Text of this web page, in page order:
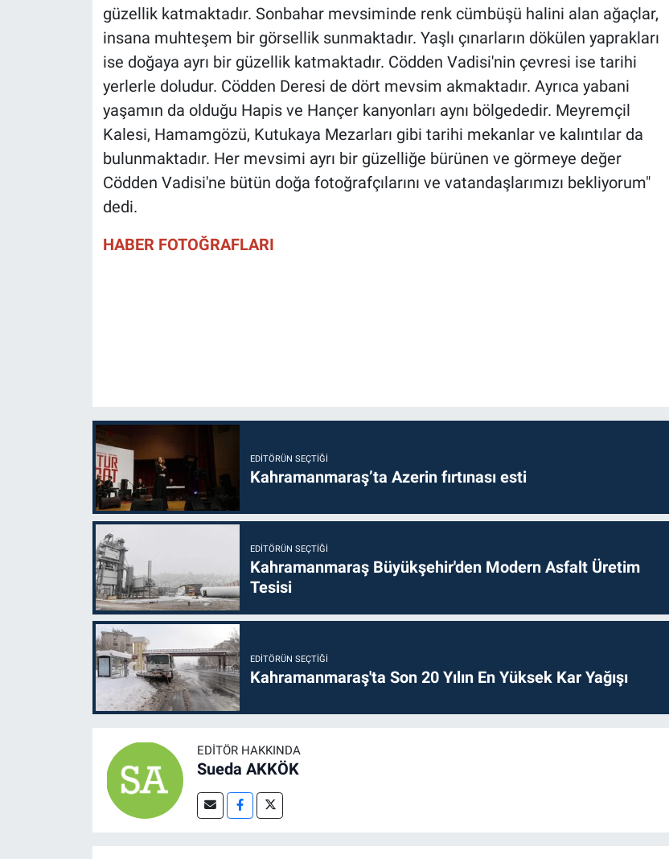
güzellik katmaktadır. Sonbahar mevsiminde renk cümbüşü halini alan ağaçlar,
insana muhteşem bir görsellik sunmaktadır. Yaşlı çınarların dökülen yaprakları
ise doğaya ayrı bir güzellik katmaktadır. Cödden Vadisi'nin çevresi ise tarihi
yerlerle doludur. Cödden Deresi de dört mevsim akmaktadır. Ayrıca yabani
yaşamın da olduğu Hapis ve Hançer kanyonları aynı bölgededir. Meyremçil
Kalesi, Hamamgözü, Kutukaya Mezarları gibi tarihi mekanlar ve kalıntılar da
bulunmaktadır. Her mevsimi ayrı bir güzelliğe bürünen ve görmeye değer
Cödden Vadisi'ne bütün doğa fotoğrafçılarını ve vatandaşlarımızı bekliyorum"
dedi.
HABER FOTOĞRAFLARI
EDITÖRÜN SEÇTIĞI
Kahramanmaraş’ta Azerin fırtınası esti
EDITÖRÜN SEÇTIĞI
Kahramanmaraş Büyükşehir'den Modern Asfalt Üretim
Tesisi
EDITÖRÜN SEÇTIĞI
Kahramanmaraş'ta Son 20 Yılın En Yüksek Kar Yağışı
EDITÖR HAKKINDA
Sueda AKKÖK